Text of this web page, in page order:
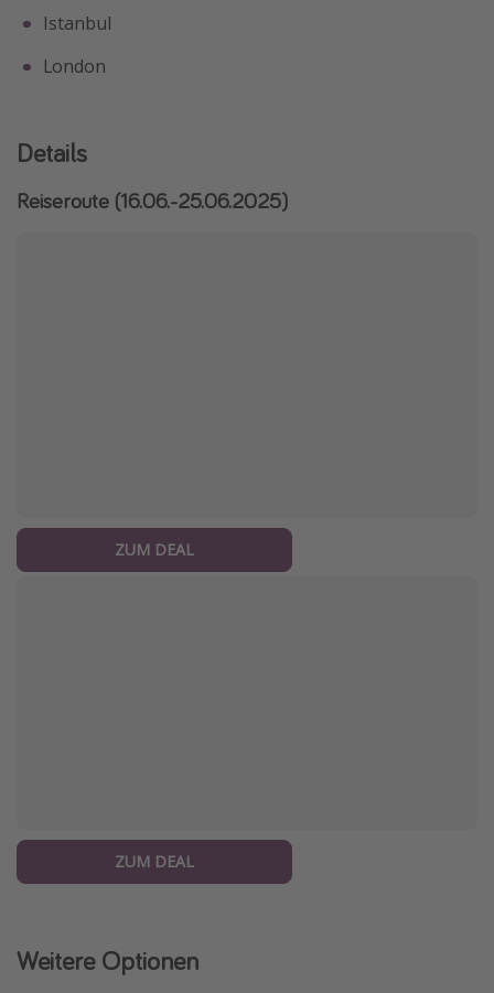
Istanbul
London
Details
Reiseroute (16.06.-25.06.2025)
ZUM DEAL
ZUM DEAL
Weitere Optionen